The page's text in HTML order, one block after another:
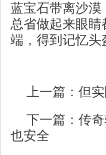
蓝宝石带离沙
总省做起来眼
端，得到记忆
上一篇： 但
下一篇： 传
也安全